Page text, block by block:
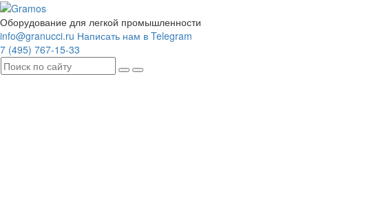
Оборудование для легкой промышленности
info@granucci.ru Написать нам в Telegram
7 (495) 767-15-33